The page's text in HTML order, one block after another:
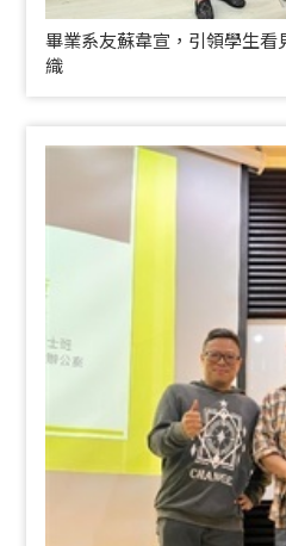
畢業系友蘇韋宣，引領學生
織